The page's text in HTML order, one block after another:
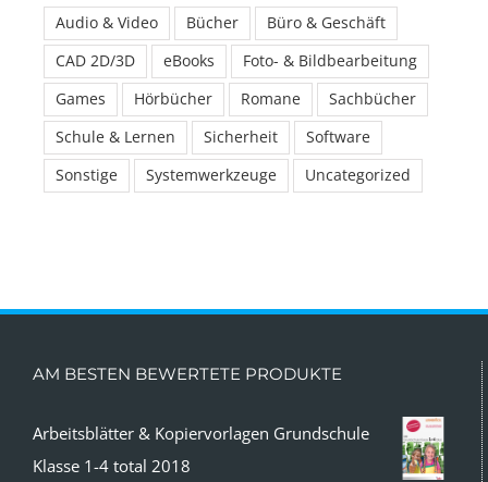
Audio & Video Bücher
Büro & Geschäft
CAD 2D/3D
eBooks
Foto- & Bildbearbeitung
Games
Hörbücher Romane
Sachbücher
Schule & Lernen
Sicherheit
Software
Sonstige
Systemwerkzeuge Uncategorized
AM BESTEN BEWERTETE PRODUKTE
Arbeitsblätter & Kopiervorlagen Grundschule
Klasse 1-4 total 2018